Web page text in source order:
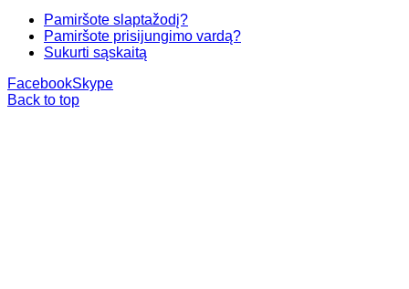
Pamiršote slaptažodį?
Pamiršote prisijungimo vardą?
Sukurti sąskaitą
FacebookSkype
Back to top